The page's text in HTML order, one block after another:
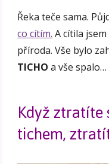
Řeka teče sama.
co cítím. A cítila
příroda. Vše bylo
TICHO a vše spalo…
Když
tichem,